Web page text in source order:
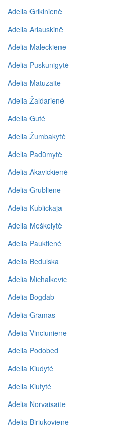
Adelia Grikinienė
Adelia Arlauskinė
Adelia Maleckiene
Adelia Puskunigytė
Adelia Matuzaite
Adelia Žaldarienė
Adelia Gutė
Adelia Žumbakytė
Adelia Padūmytė
Adelia Akavickienė
Adelia Grubliene
Adelia Kublickaja
Adelia Meškelytė
Adelia Pauktienė
Adelia Bedulska
Adelia Michalkevic
Adelia Bogdab
Adelia Gramas
Adelia Vinciuniene
Adelia Podobed
Adelia Kiudytė
Adelia Kiufytė
Adelia Norvaisaite
Adelia Biriukoviene